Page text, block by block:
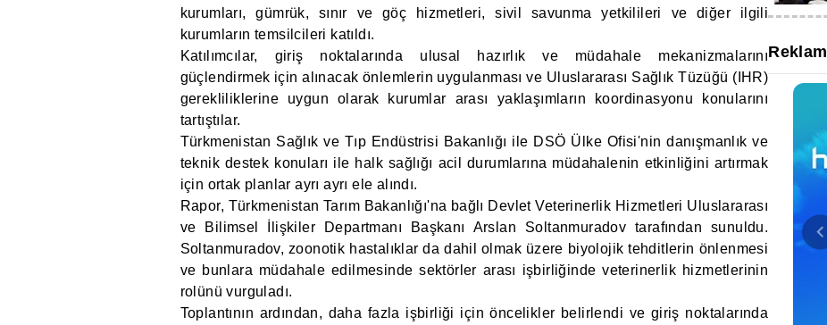
kurumları, gümrük, sınır ve göç hizmetleri, sivil savunma yetkilileri ve diğer ilgili
kurumların temsilcileri katıldı.
Katılımcılar, giriş noktalarında ulusal hazırlık ve müdahale mekanizmalarını
güçlendirmek için alınacak önlemlerin uygulanması ve Uluslararası Sağlık Tüzüğü (IHR)
gerekliliklerine uygun olarak kurumlar arası yaklaşımların koordinasyonu konularını
tartıştılar.
Türkmenistan Sağlık ve Tıp Endüstrisi Bakanlığı ile DSÖ Ülke Ofisi'nin danışmanlık ve
teknik destek konuları ile halk sağlığı acil durumlarına müdahalenin etkinliğini artırmak
için ortak planlar ayrı ayrı ele alındı.
Rapor, Türkmenistan Tarım Bakanlığı'na bağlı Devlet Veterinerlik Hizmetleri Uluslararası
ve Bilimsel İlişkiler Departmanı Başkanı Arslan Soltanmuradov tarafından sunuldu.
Soltanmuradov, zoonotik hastalıklar da dahil olmak üzere biyolojik tehditlerin önlenmesi
ve bunlara müdahale edilmesinde sektörler arası işbirliğinde veterinerlik hizmetlerinin
rolünü vurguladı.
Toplantının ardından, daha fazla işbirliği için öncelikler belirlendi ve giriş noktalarında
Reklam